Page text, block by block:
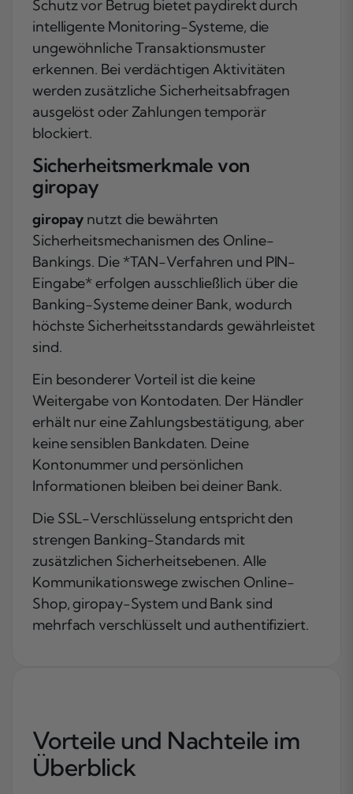
Schutz vor Betrug bietet paydirekt durch
intelligente Monitoring-Systeme, die
ungewöhnliche Transaktionsmuster
erkennen. Bei verdächtigen Aktivitäten
werden zusätzliche Sicherheitsabfragen
ausgelöst oder Zahlungen temporär
blockiert.
Sicherheitsmerkmale von
giropay
giropay nutzt die bewährten
Sicherheitsmechanismen des Online-
Bankings. Die *TAN-Verfahren und PIN-
Eingabe* erfolgen ausschließlich über die
Banking-Systeme deiner Bank, wodurch
höchste Sicherheitsstandards gewährleistet
sind.
Ein besonderer Vorteil ist die keine
Weitergabe von Kontodaten. Der Händler
erhält nur eine Zahlungsbestätigung, aber
keine sensiblen Bankdaten. Deine
Kontonummer und persönlichen
Informationen bleiben bei deiner Bank.
Die SSL-Verschlüsselung entspricht den
strengen Banking-Standards mit
zusätzlichen Sicherheitsebenen. Alle
Kommunikationswege zwischen Online-
Shop, giropay-System und Bank sind
mehrfach verschlüsselt und authentifiziert.
Vorteile und Nachteile im
Überblick